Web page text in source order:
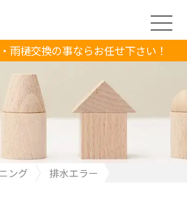
雨樋交換の事ならお任せ下さい！
ング
排水エラー